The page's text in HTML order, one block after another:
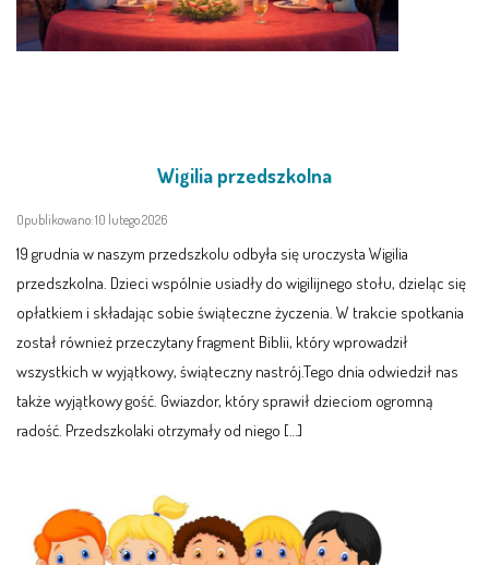
Wigilia przedszkolna
Opublikowano: 10 lutego 2026
19 grudnia w naszym przedszkolu odbyła się uroczysta Wigilia
przedszkolna. Dzieci wspólnie usiadły do wigilijnego stołu, dzieląc się
opłatkiem i składając sobie świąteczne życzenia. W trakcie spotkania
został również przeczytany fragment Biblii, który wprowadził
wszystkich w wyjątkowy, świąteczny nastrój.Tego dnia odwiedził nas
także wyjątkowy gość. Gwiazdor, który sprawił dzieciom ogromną
radość. Przedszkolaki otrzymały od niego […]